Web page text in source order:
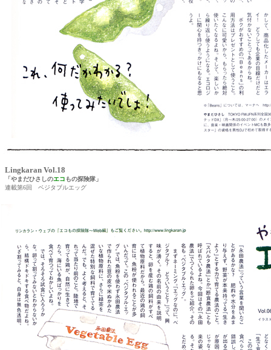
Lingkaran Vol.18
「やまだひさしのエコ もの探険隊」
連載第6回 ベジタブルエッグ